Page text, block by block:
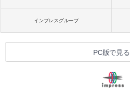
インプレスグループ
PC版で見る